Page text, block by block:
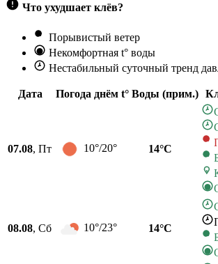
Что ухудшает клёв?
Порывистый ветер
Некомфортная t° воды
Нестабильный суточный тренд
Дата Погода днём t° Воды (прим.)
07.08, Пт 10°/20° 14°C
08.08, Сб 10°/23° 14°C